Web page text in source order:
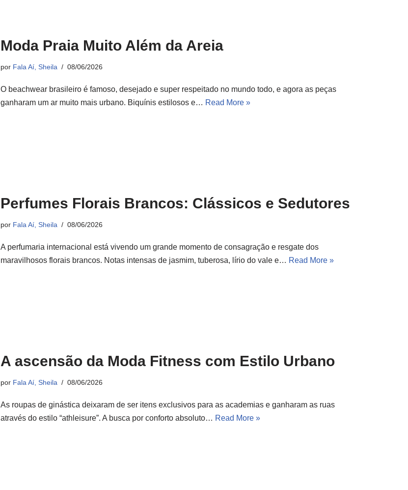
Moda Praia Muito Além da Areia
por Fala Aí, Sheila 08/06/2026
O beachwear brasileiro é famoso, desejado e super respeitado no mundo todo, e agora as peças
ganharam um ar muito mais urbano. Biquínis estilosos e… Read More »
Perfumes Florais Brancos: Clássicos e Sedutores
por Fala Aí, Sheila 08/06/2026
A perfumaria internacional está vivendo um grande momento de consagração e resgate dos
maravilhosos florais brancos. Notas intensas de jasmim, tuberosa, lírio do vale e… Read More »
A ascensão da Moda Fitness com Estilo Urbano
por Fala Aí, Sheila 08/06/2026
As roupas de ginástica deixaram de ser itens exclusivos para as academias e ganharam as ruas
através do estilo “athleisure”. A busca por conforto absoluto… Read More »